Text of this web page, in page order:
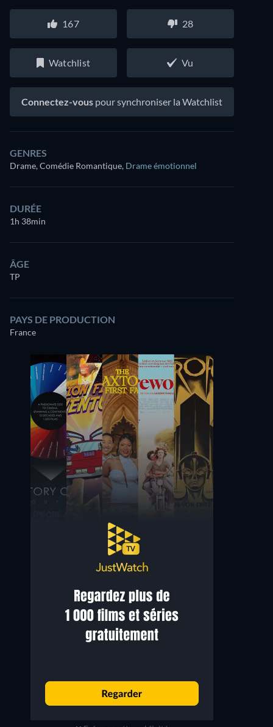
167 28
Watchlist Vu
Connectez-vous pour synchroniser la Watchlist
GENRES
Drame, Comédie Romantique, Drame émotionnel
DURÉE
1h 38min
ÂGE
TP
PAYS DE PRODUCTION
France